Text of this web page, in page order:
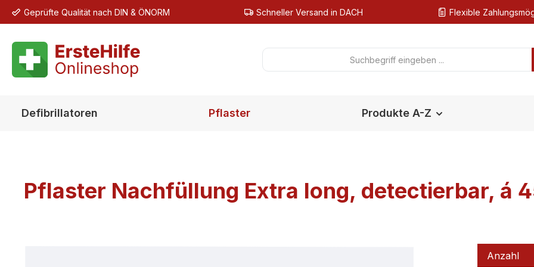
Hauptinhalt springen
Zur Suche springen
Zur Hauptnavigation springen
Geprüfte Qualität nach DIN & ÖNORM Schneller Versand in DACH Flexible
Defibrillatoren Pflaster Produkte A-Z
Pflaster Nachfüllung Extra long, detectierbar, á
Anzahl